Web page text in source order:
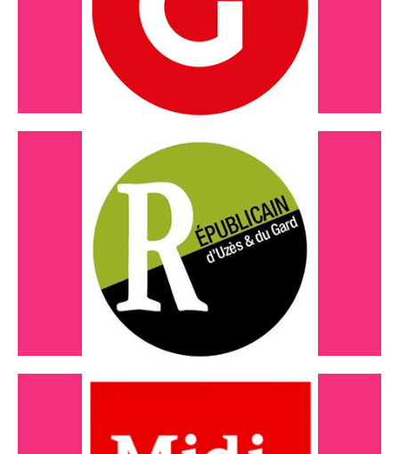
Septembre 2023
Janvier 2023
visite au tiers-lieu
Lire l'article